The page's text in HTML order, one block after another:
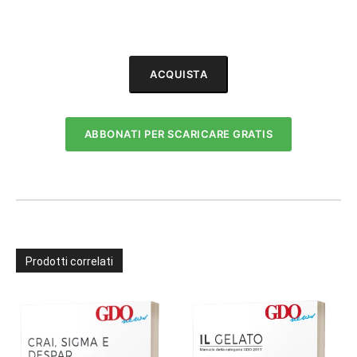
ACQUISTA
ABBONATI PER SCARICARE GRATIS
Prodotti correlati